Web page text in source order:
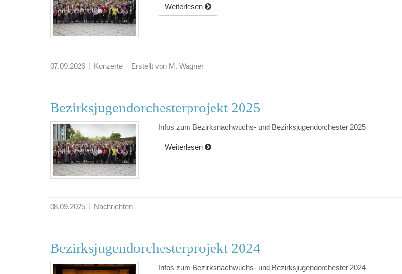
Weiterlesen
07.09.2026 Konzerte Erstellt von M. Wagner
Bezirksjugendorchesterprojekt 2025
Infos zum Bezirksnachwuchs- und Bezirksjugendorchester 2025
Weiterlesen
08.09.2025 Nachrichten
Bezirksjugendorchesterprojekt 2024
Infos zum Bezirksnachwuchs- und Bezirksjugendorchester 2024